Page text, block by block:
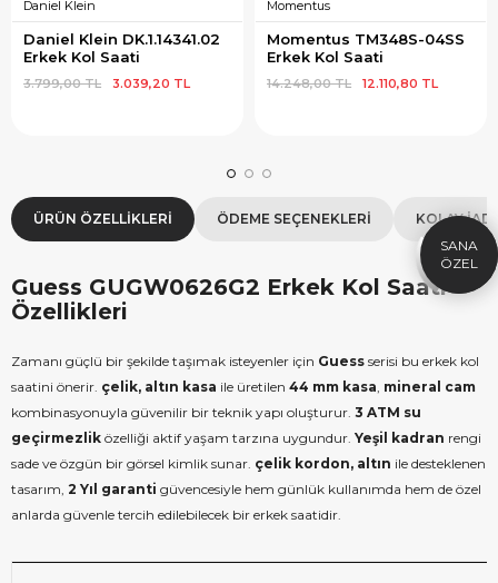
Daniel Klein
Daniel Klein DK.1.14341.02
Erkek Kol Saati
3.039,20 TL
3.799,00 TL
Momentus
Momentus TM348S-04SS
Erkek Kol Saati
12.110,80 TL
14.248,00 TL
ÜRÜN ÖZELLIKLERI ÖDEME SEÇENEKLERI KOLAY
Guess GUGW0626G2 Erkek Kol Saati
Özellikleri
Zamanı güçlü bir şekilde taşımak isteyenler için Guess serisi bu erkek kol
saatini önerir. çelik, altın kasa ile üretilen 44 mm kasa mineral cam
kombinasyonuyla güvenilir bir teknik yapı oluşturur. 3 ATM su
geçirmezlik özelliği aktif yaşam tarzına uygundur. Yeşil kadran rengi
sade ve özgün bir görsel kimlik sunar. çelik kordon, altın ile desteklenen
tasarım, 2 Yıl garanti güvencesiyle hem günlük kullanımda hem de özel
anlarda güvenle tercih edilebilecek bir erkek saatidir.
HEDIYE
ÇEKI
9.999 TL üzeri alışverişe özel
HEDIYE1000
KOPYALA